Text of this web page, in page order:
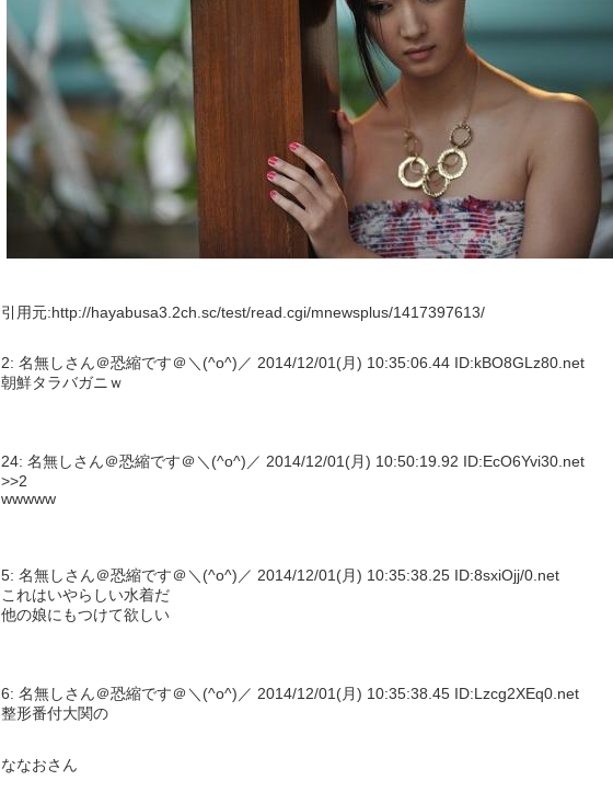
引用元:http://hayabusa3.2ch.sc/test/read.cgi/mnewsplus/1417397613/
2: 名無しさん＠恐縮です＠＼(^o^)／ 2014/12/01(月) 10:35:06.44 ID:kBO8GLz80.net
朝鮮タラバガニｗ
24: 名無しさん＠恐縮です＠＼(^o^)／ 2014/12/01(月) 10:50:19.92 ID:EcO6Yvi30.net
>>2
wwwww
5: 名無しさん＠恐縮です＠＼(^o^)／ 2014/12/01(月) 10:35:38.25 ID:8sxiOjj/0.net
これはいやらしい水着だ
他の娘にもつけて欲しい
6: 名無しさん＠恐縮です＠＼(^o^)／ 2014/12/01(月) 10:35:38.45 ID:Lzcg2XEq0.net
整形番付大関の
ななおさん